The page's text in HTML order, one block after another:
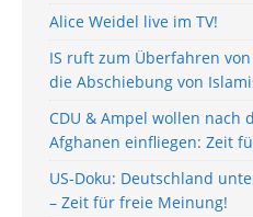
Alice Weidel live im TV!
IS ruft zum Überfahren
die Abschiebung von
CDU & Ampel wollen nach
Afghanen einfliegen: Zeit
US-Doku: Deutschland
– Zeit für freie Meinung!